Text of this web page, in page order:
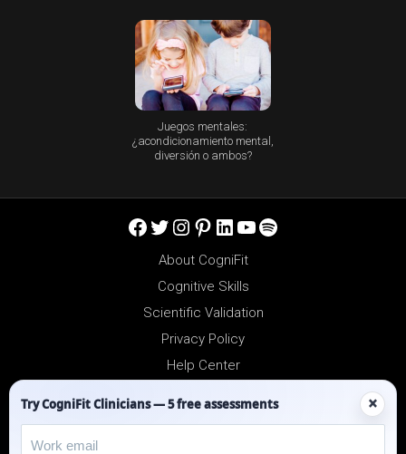
Juegos mentales:
¿acondicionamiento mental,
diversión o ambos?
Facebook
Twitter
Instagram
Pinterest
LinkedIn
YouTube
Spotify
About CogniFit
Cognitive Skills
Scientific Validation
Privacy Policy
Help Center
Try CogniFit Clinicians — 5 free assessments ×